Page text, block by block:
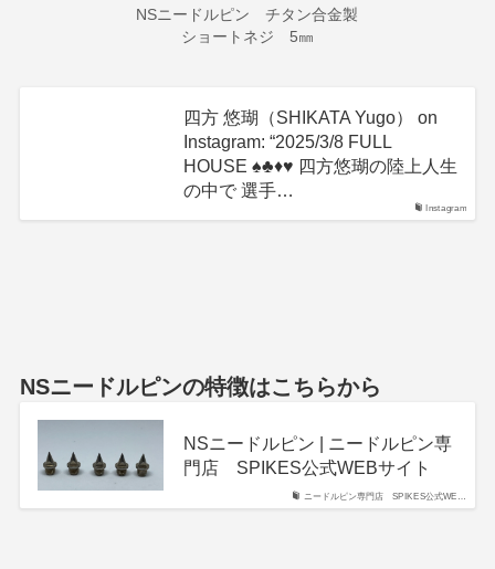
NSニードルピン チタン合金製
ショートネジ 5㎜
Instagram
四方 悠瑚（SHIKATA Yugo） on
Instagram: “2025/3/8 FULL
HOUSE ♠︎♣︎♦︎♥︎ 四方悠瑚の陸上人生
の中で 選手…
NSニードルピンの特徴はこちらから
ニードルピン専門店 SPIKES公式WE…
NSニードルピン | ニードルピン専
門店 SPIKES公式WEBサイト